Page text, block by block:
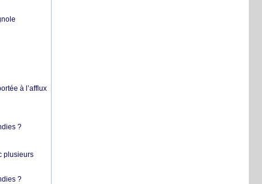
à l’afflux
?
plusieurs
?